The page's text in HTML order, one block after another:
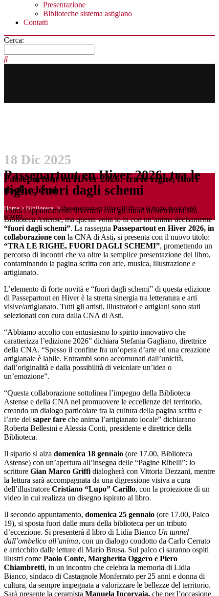
Presentazione
Biblioteche sistema astigiano
Contatti
Cerca:
Passepartout en Hiver 2026: tra le righe, fuori
dagli schemi
Home>Biblioteca >Passepartout en Hiver 2026: tra le righe, fuori dagli
schemi
18 Dic 2025
Passepartout en Hiver 2026: tra le
righe, fuori dagli schemi
Torna l’appuntamento invernale con gli autori del territorio alla
Biblioteca Astense, ma questa volta lo fa con un’anima decisamente
“fuori dagli schemi”. La rassegna Passepartout en Hiver 2026, in
collaborazione con la CNA di Asti, si presenta con il nuovo titolo:
“TRA LE RIGHE, FUORI DAGLI SCHEMI”, promettendo un
percorso di incontri che va oltre la semplice presentazione del libro,
contaminando la pagina scritta con arte, musica, illustrazione e
artigianato.
L’elemento di forte novità e “fuori dagli schemi” di questa edizione
di Passepartout en Hiver è la stretta sinergia tra letteratura e arti
visive/artigianato. Tutti gli artisti, illustratori e artigiani sono stati
selezionati con cura dalla CNA di Asti.
“Abbiamo accolto con entusiasmo lo spirito innovativo che
caratterizza l’edizione 2026” dichiara Stefania Gagliano, direttrice
della CNA. “Spesso il confine fra un’opera d’arte ed una creazione
artigianale è labile. Entrambi sono accomunati dall’unicità,
dall’originalità e dalla possibilità di veicolare un’idea o
un’emozione”.
“Questa collaborazione sottolinea l’impegno della Biblioteca
Astense e della CNA nel promuovere le eccellenze del territorio,
creando un dialogo particolare tra la cultura della pagina scritta e
l’arte del saper fare che anima l’artigianato locale” dichiarano
Roberta Bellesini e Alessia Conti, presidente e direttrice della
Biblioteca.
Il sipario si alza domenica 18 gennaio (ore 17.00, Biblioteca
Astense) con un’apertura all’insegna delle “Pagine Ribelli”: lo
scrittore Gian Marco Griffi dialogherà con Vittoria Dezzani, mentre
la lettura sarà accompagnata da una digressione visiva a cura
dell’illustratore Cristiano “Lupo” Carillo, con la proiezione di un
video in cui realizza un disegno ispirato al libro.
Il secondo appuntamento, domenica 25 gennaio (ore 17.00, Palco
19), si sposta fuori dalle mura della biblioteca per un tributo
d’eccezione. Si presenterà il libro di Lidia Bianco Un tunnel
dall’ombelico all’anima, con un dialogo condotto da Carlo Cerrato
e arricchito dalle letture di Mario Brusa. Sul palco ci saranno ospiti
illustri come Paolo Conte, Margherita Oggero e Piero
Chiambretti, in un incontro che celebra la memoria di Lidia
Bianco, sindaco di Castagnole Monferrato per 25 anni e donna di
cultura, da sempre impegnata a valorizzare le bellezze del territorio.
Sarà presente la ceramista Manuela Incorvaia, che per l’occasione